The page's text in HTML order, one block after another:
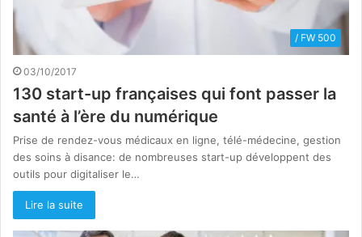
/ FW 500
03/10/2017
130 start-up françaises qui font passer la
santé à l’ère du numérique
Prise de rendez-vous médicaux en ligne, télé-médecine, gestion
des soins à disance: de nombreuses start-up développent des
outils pour digitaliser le…
Lire la suite